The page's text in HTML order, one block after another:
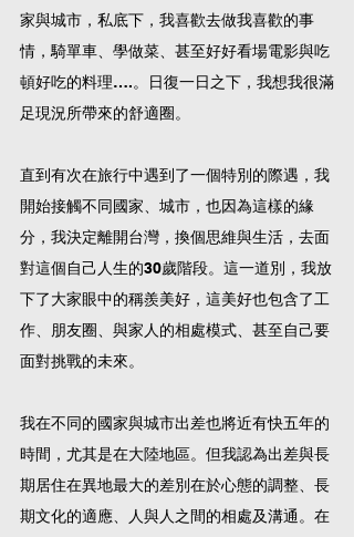
家與城市，私底下，我喜歡去做我喜歡的事
情，騎單車、學做菜、甚至好好看場電影與吃
頓好吃的料理….。日復一日之下，我想我很滿
足現況所帶來的舒適圈。
直到有次在旅行中遇到了一個特別的際遇，我
開始接觸不同國家、城市，也因為這樣的緣
分，我決定離開台灣，換個思維與生活，去面
對這個自己人生的30歲階段。這一道別，我放
下了大家眼中的稱羨美好，這美好也包含了工
作、朋友圈、與家人的相處模式、甚至自己要
面對挑戰的未來。
我在不同的國家與城市出差也將近有快五年的
時間，尤其是在大陸地區。但我認為出差與長
期居住在異地最大的差別在於心態的調整、長
期文化的適應、人與人之間的相處及溝通。在